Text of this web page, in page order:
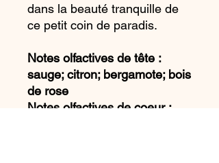
dans la beauté tranquille de
ce petit coin de paradis.
Notes olfactives de tête :
sauge; citron; bergamote; bois
de rose
Notes olfactives de coeur :